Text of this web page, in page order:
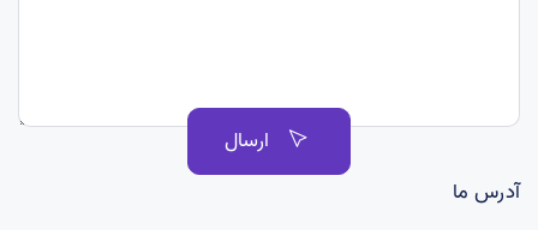
ارسال
آدرس ما